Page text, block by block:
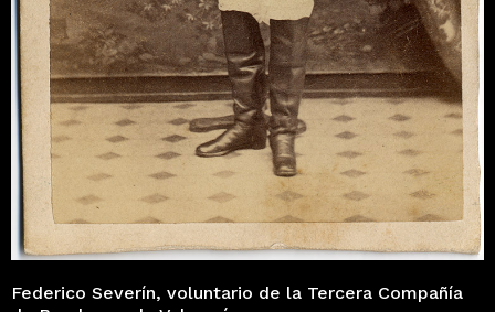
Federico Severín, voluntario de la Tercera Compañía